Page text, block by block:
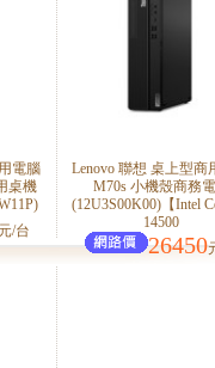
電腦
桌機
/台
Lenovo 聯想 桌上型商
M70s 小機殼商務
(12U3S00K00)【Intel
14500
26450